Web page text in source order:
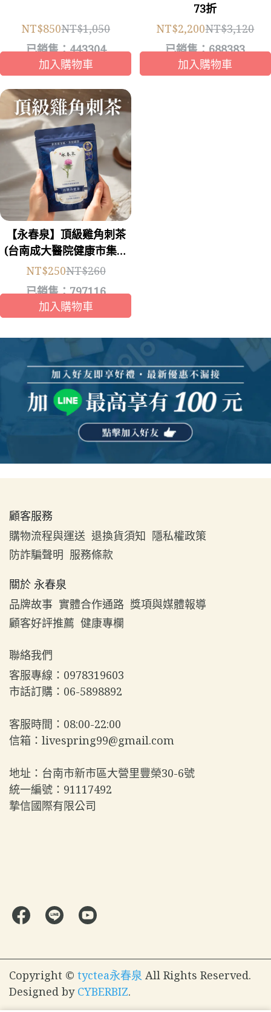
NT$850NT$1,050
已銷售：443304
加入購物車
73折
NT$2,200NT$3,120
已銷售：688383
加入購物車
【永春泉】頂級雞角刺茶
(台南成大醫院健康市集熱
銷中)
NT$250NT$260
已銷售：797116
加入購物車
顧客服務
購物流程與運送 退換貨須知 隱私權政策
防詐騙聲明 服務條款
關於 永春泉
品牌故事 實體合作通路 獎項與媒體報導
顧客好評推薦 健康專欄
聯絡我們
客服專線：0978319603
市話訂購：06-5898892
客服時間：08:00-22:00
信箱：livespring99@gmail.com
地址：台南市新市區大營里豐榮30-6號
統一編號：91117492
摯信國際有限公司
Copyright © tyctea永春泉 All Rights Reserved.
Designed by CYBERBIZ.